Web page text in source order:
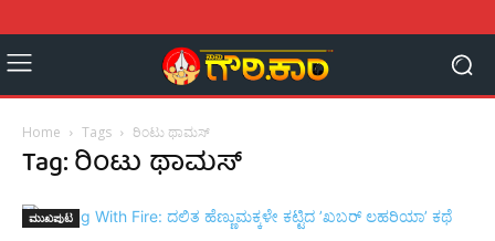
Home Tags ರಿಂಟು ಥಾಮಸ್
Tag: ರಿಂಟು ಥಾಮಸ್
ಮುಖಪುಟ